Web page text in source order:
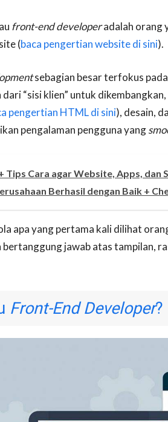
front-end developeradalah orang
(baca pengertian website di sini).
sebagian besar terfokus
“sisi klien” untuk
pengertian HTML di sini), desain,
pengalaman pengguna yang
Tips Cara agar Website, Apps,
Berhasil dengan Baik +
apa yang pertama kali dilihat
bertanggung jawab atas tampilan,
Front-End Developer?